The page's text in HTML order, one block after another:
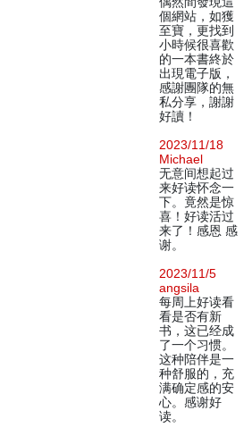
個網站，如獲
至寶，更找到
小時候很喜歡
的一本書終於
出現電子版，
感謝團隊的無
私分享，謝謝
好讀！
2023/11/18
Michael
无意间想起过
来好读怀念一
下。竟然是惊
喜！好读活过
来了！感恩 感
谢。
2023/11/5
angsila
每周上好读看
看是否有新
书，这已经成
了一个习惯。
这种陪伴是一
种舒服的，充
满确定感的安
心。感谢好
读。